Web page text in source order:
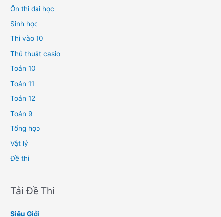
Ôn thi đại học
Sinh học
Thi vào 10
Thủ thuật casio
Toán 10
Toán 11
Toán 12
Toán 9
Tổng hợp
Vật lý
Đề thi
Tải Đề Thi
Siêu Giỏi